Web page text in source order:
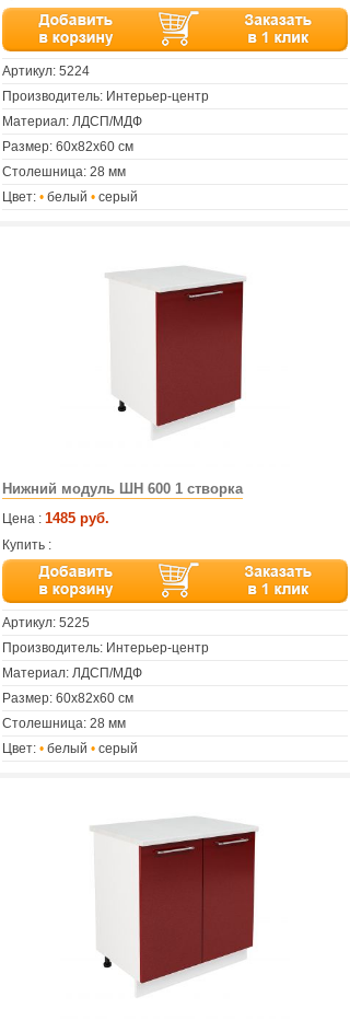
Артикул: 5224
Производитель: Интерьер-центр
Материал: ЛДСП/МДФ
Размер: 60х82х60 см
Столешница: 28 мм
Цвет: • белый • серый
Нижний модуль ШН 600 1 створка
Цена : 1485 руб.
Купить :
Артикул: 5225
Производитель: Интерьер-центр
Материал: ЛДСП/МДФ
Размер: 60х82х60 см
Столешница: 28 мм
Цвет: • белый • серый